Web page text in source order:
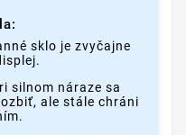
sklo je zvyčajne
silnom náraze sa
ale stále chráni